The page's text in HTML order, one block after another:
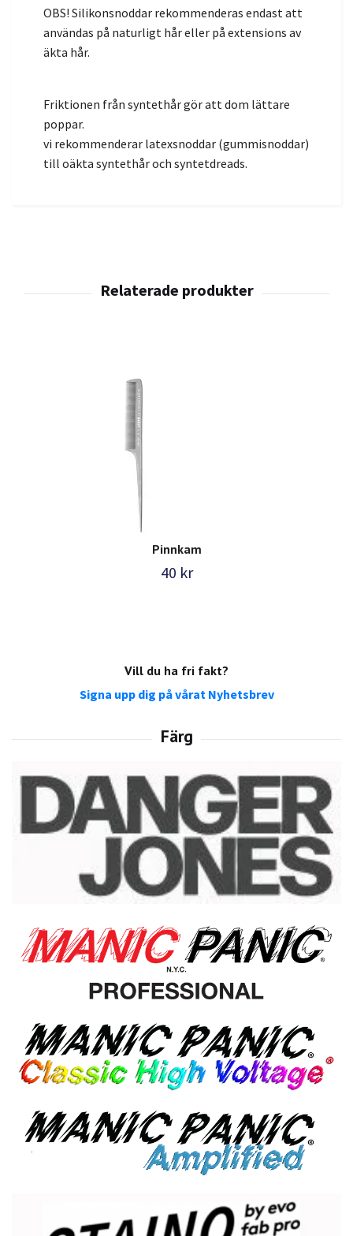
Vill du ha fri fakt?
Signa upp dig på vårat Nyhetsbrev
OBS! Silikonsnoddar rekommenderas endast att
användas på naturligt hår eller på extensions av
äkta hår.
Friktionen från syntethår gör att dom lättare
poppar.
vi rekommenderar latexsnoddar (gummisnoddar)
till oäkta syntethår och syntetdreads.
Pinnkam
40 kr